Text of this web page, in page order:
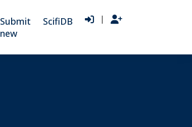
Submit
new
ScifiDB |